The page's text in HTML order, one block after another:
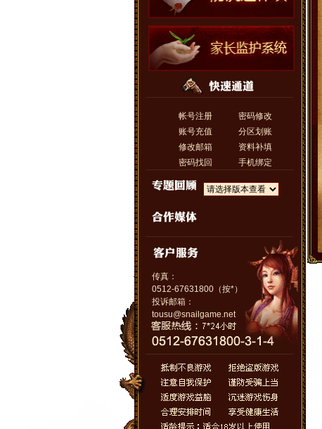
帐号注册
密码修改
账号充值
分区划账
修改邮箱
资料补填
密码找回
手机绑定
传真：
0512-67631800（按*）
投诉邮箱：
tousu@snailgame.net